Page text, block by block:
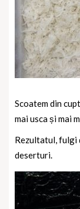
Scoatem din
mai usca și mai
Rezultatul,fulgi
deserturi.